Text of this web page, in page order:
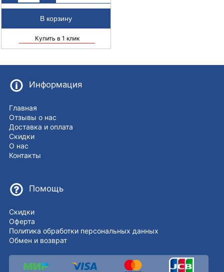
Купить в 1 клик
Информация
Главная
Отзывы о нас
Доставка и оплата
Скидки
О нас
Контакты
Помощь
Скидки
Оферта
Политика обработки персональных данных
Обмен и возврат